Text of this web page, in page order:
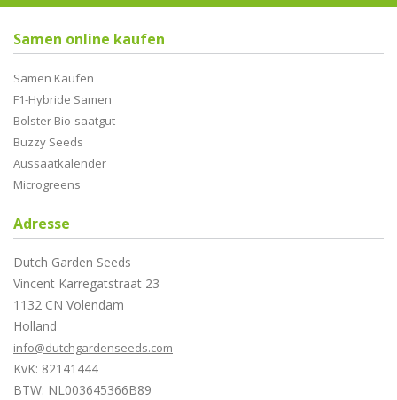
Samen online kaufen
Samen Kaufen
F1-Hybride Samen
Bolster Bio-saatgut
Buzzy Seeds
Aussaatkalender
Microgreens
Adresse
Dutch Garden Seeds
Vincent Karregatstraat 23
1132 CN Volendam
Holland
info@dutchgardenseeds.com
KvK: 82141444
BTW: NL003645366B89